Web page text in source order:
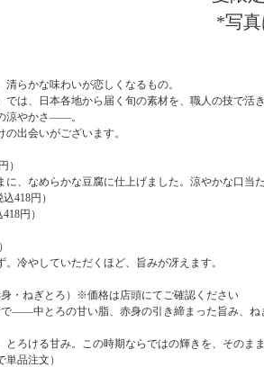
*写
らかな味わいが恋しくなるもの。
では、日本各地から届く旬の素材を、職人の技で活
涼やかさ――。
出会いがございます。
）
に、なめらかな豆腐に仕上げました。涼やかな口当
418円）
円）
冷やしていただくほど、旨みが冴えます。
・ねぎとろ）※価格は店頭にてご確認ください
――中とろの甘い脂、赤身の引き締まった旨み、
とろける甘み。この時期ならではの輝きを、そのま
品注文）